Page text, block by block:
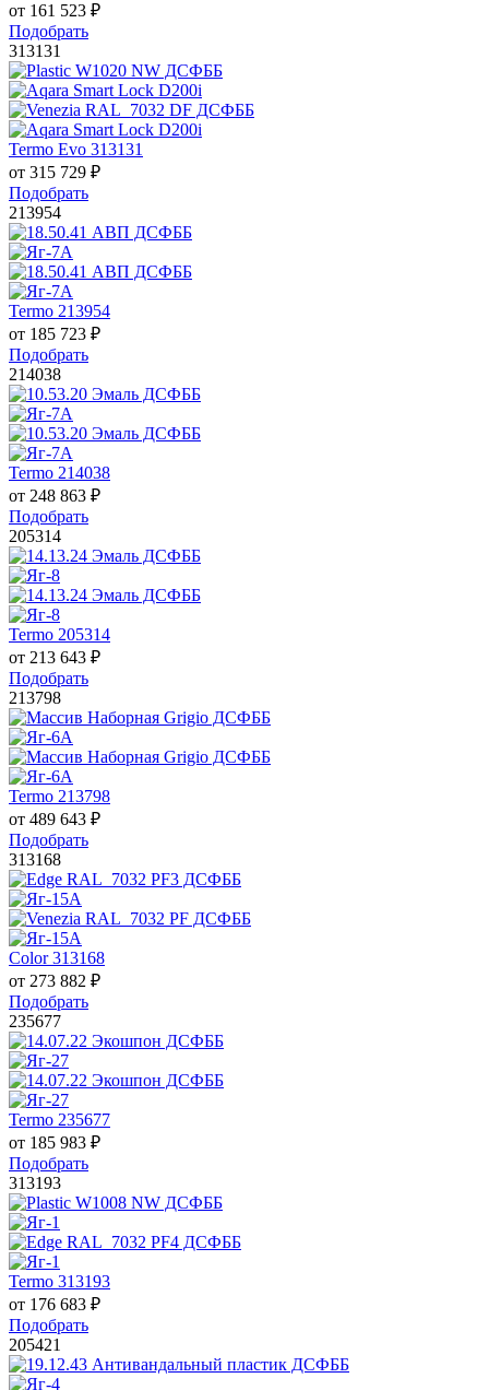
от 161 523 ₽
Подобрать
313131
Termo Evo 313131
от 315 729 ₽
Подобрать
213954
Termo 213954
от 185 723 ₽
Подобрать
214038
Termo 214038
от 248 863 ₽
Подобрать
205314
Termo 205314
от 213 643 ₽
Подобрать
213798
Termo 213798
от 489 643 ₽
Подобрать
313168
Color 313168
от 273 882 ₽
Подобрать
235677
Termo 235677
от 185 983 ₽
Подобрать
313193
Termo 313193
от 176 683 ₽
Подобрать
205421